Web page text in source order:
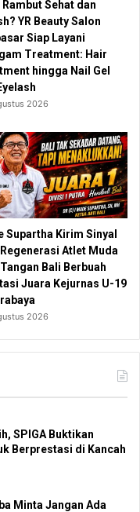
Sehat dan
YR Beauty Salon
Siap Layani
Treatment: Hair
hingga Nail Gel
2026
Supartha Kirim Sinyal
Regenerasi Atlet Muda
Bali Berbuah
Juara Kejurnas U-19
2026
SPIGA Buktikan
Berprestasi di Kancah
Minta Jangan Ada